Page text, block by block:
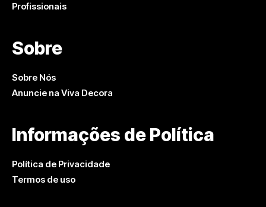
Profissionais
Sobre
Sobre Nós
Anuncie na Viva Decora
Informações de Política
Política de Privacidade
Termos de uso